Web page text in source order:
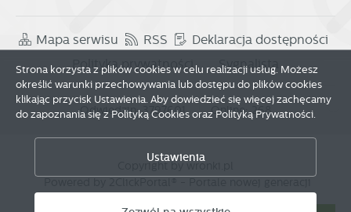
Mapa serwisu RSS
Deklaracja dostępności
Polityka prywatności
Sygnalista
Odwiedzin: 3797601 Online: 268
Strona korzysta z plików cookies w celu realizacji usług. Możesz
określić warunki przechowywania lub dostępu do plików cookies
klikając przycisk Ustawienia. Aby dowiedzieć się więcej zachęcamy
do zapoznania się z Polityką Cookies oraz Polityką Prywatności.
Ustawienia
Zapisz wybrane
Zezwól na wszystkie